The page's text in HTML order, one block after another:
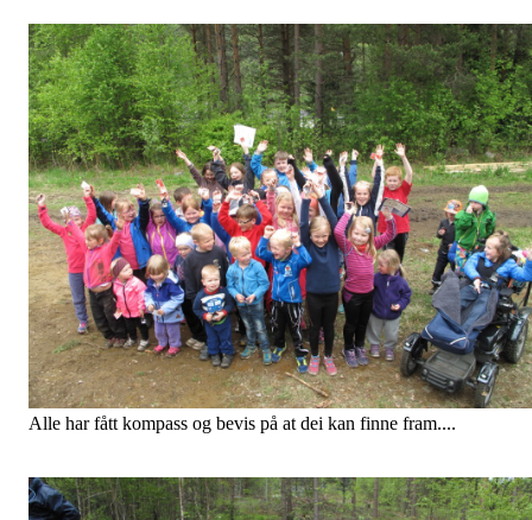
Alle har fått kompass og bevis på at dei kan finne fram....